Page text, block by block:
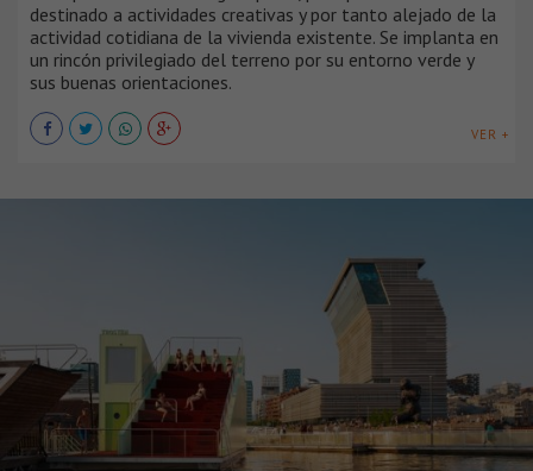
destinado a actividades creativas y por tanto alejado de la
actividad cotidiana de la vivienda existente. Se implanta en
un rincón privilegiado del terreno por su entorno verde y
sus buenas orientaciones.
VER +